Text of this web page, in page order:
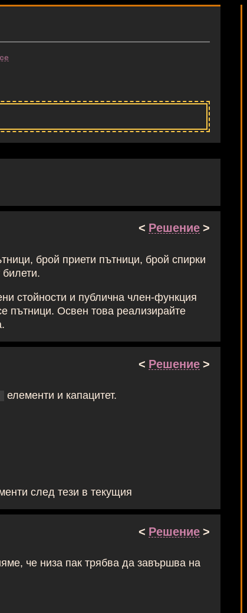
< Решение >
брой приети пътници, брой спирки
стойности и публична член-функция
пътници. Освен това реализирайте
< Решение >
елементи и капацитет.
след тези в текущия
< Решение >
че низа пак трябва да завършва на